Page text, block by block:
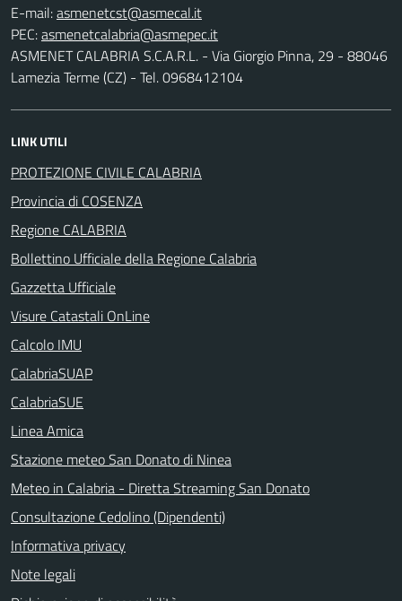
E-mail:
PEC:
ASMENET CALABRIA S.C.A.R.L. - Via Giorgio Pinna, 29 - 88046
Lamezia Terme (CZ) - Tel. 0968412104
LINK UTILI
PROTEZIONE CIVILE CALABRIA
Provincia di COSENZA
Regione CALABRIA
Bollettino Ufficiale della Regione Calabria
Gazzetta Ufficiale
Visure Catastali OnLine
Calcolo IMU
CalabriaSUAP
CalabriaSUE
Linea Amica
Stazione meteo San Donato di Ninea
Meteo in Calabria - Diretta Streaming San Donato
Consultazione Cedolino (Dipendenti)
Informativa privacy
Note legali